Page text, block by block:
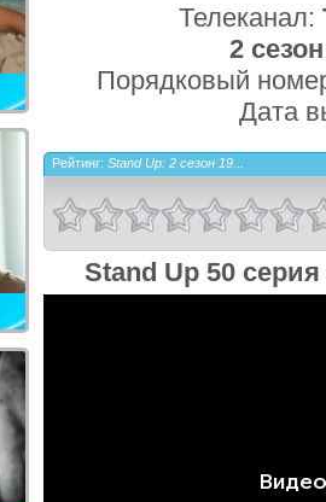
Телеканал:
2 сезон
Порядковый
Дата
Рейтинг: Stand Up: 2 сезон 19...
Stand Up 50